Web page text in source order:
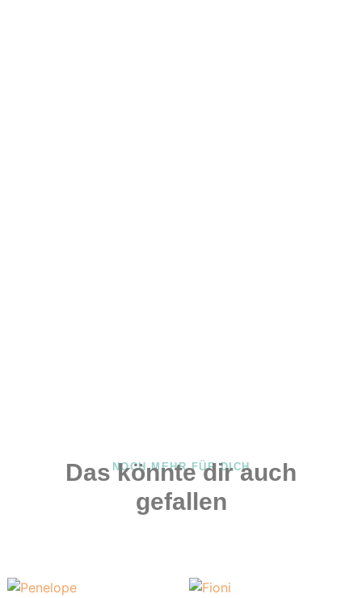
NOCH MEHR FÜR DICH
Das könnte dir auch
gefallen